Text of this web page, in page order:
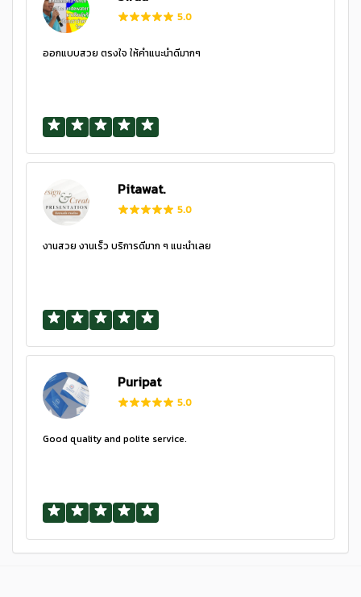
5.0
ออกแบบสวย ตรงใจ ให้คำแนะนำดีมากๆ
Pitawat.
5.0
งานสวย งานเร็ว บริการดีมาก ๆ แนะนำเลย
Puripat
5.0
Good quality and polite service.